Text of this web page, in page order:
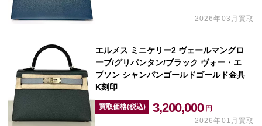
2026年03月買取
エルメス ミニケリー2 ヴェールマングロ
ーブ/グリパンタン/ブラック ヴォー・エ
プソン シャンパンゴールドゴールド金具
K刻印
買取価格(税込) 3,200,000 円
2026年01月買取